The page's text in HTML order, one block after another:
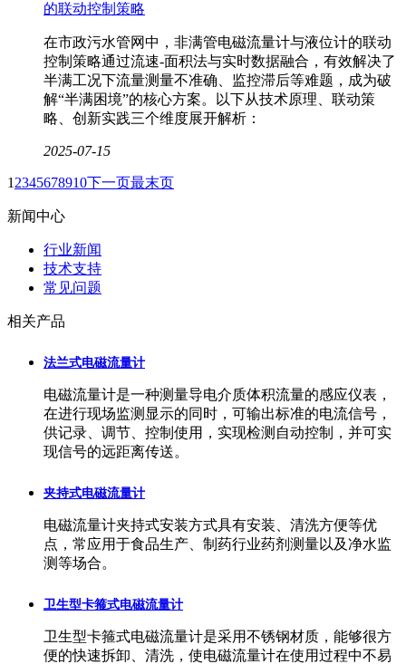
的联动控制策略
在市政污水管网中，非满管电磁流量计与液位计的联动
控制策略通过流速-面积法与实时数据融合，有效解决了
半满工况下流量测量不准确、监控滞后等难题，成为破
解“半满困境”的核心方案。以下从技术原理、联动策
略、创新实践三个维度展开解析：
2025-07-15
1 2345678910下一页最末页
新闻中心
行业新闻
技术支持
常见问题
相关产品
法兰式电磁流量计
电磁流量计是一种测量导电介质体积流量的感应仪表，
在进行现场监测显示的同时，可输出标准的电流信号，
供记录、调节、控制使用，实现检测自动控制，并可实
现信号的远距离传送。
夹持式电磁流量计
电磁流量计夹持式安装方式具有安装、清洗方便等优
点，常应用于食品生产、制药行业药剂测量以及净水监
测等场合。
卫生型卡箍式电磁流量计
卫生型卡箍式电磁流量计是采用不锈钢材质，能够很方
便的快速拆卸、清洗，使电磁流量计在使用过程中不易